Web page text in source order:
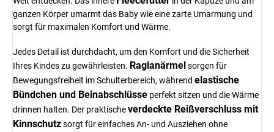
ganzen Körper umarmt das Baby wie eine zarte Umarmung und
sorgt für maximalen Komfort und Wärme.
Jedes Detail ist durchdacht, um den Komfort und die Sicherheit
Ihres Kindes zu gewährleisten. Raglanärmel sorgen für
Bewegungsfreiheit im Schulterbereich, während elastische
Bündchen und Beinabschlüsse perfekt sitzen und die Wärme
drinnen halten. Der praktischeverdeckte Reißverschluss mit
Kinnschutzsorgt für einfaches An- und Ausziehen ohne